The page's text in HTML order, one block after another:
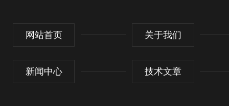
网站首页 关于我们
新闻中心 技术文章